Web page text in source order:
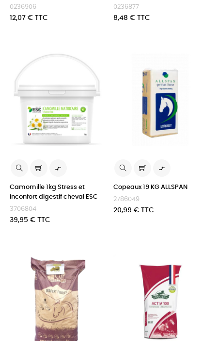
0236906
Prix
12,07 € TTC
0236877
Prix
8,48 € TTC

Camomille 1kg Stress et
inconfort digestif cheval ESC
3706804
Prix
39,95 € TTC

Copeaux 19 KG ALLSPAN
2786049
Prix
20,99 € TTC